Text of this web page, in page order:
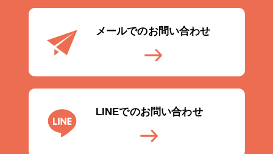
メールでのお問い合わせ
LINEでのお問い合わせ